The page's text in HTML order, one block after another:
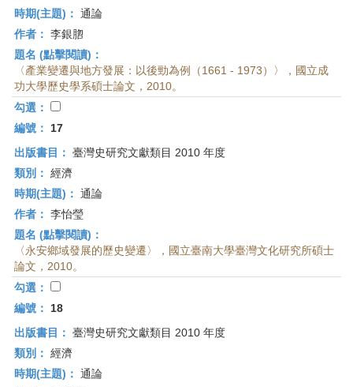
時期(主題)： 通論
作者： 李銀脗
題名 (點擊閱讀)：
〈產業變遷與地方發展：以後勁為例（1661 - 1973）〉，國立成
功大學歷史學系碩士論文，2010。
勾選：
編號：
17
出版書目： 臺灣史研究文獻類目 2010 年度
類別： 經濟
時期(主題)： 通論
作者： 李怡瑩
題名 (點擊閱讀)：
〈永安鄉域發展的歷史變遷〉，國立臺南大學臺灣文化研究所碩士
論文，2010。
勾選：
編號：
18
出版書目： 臺灣史研究文獻類目 2010 年度
類別： 經濟
時期(主題)： 通論